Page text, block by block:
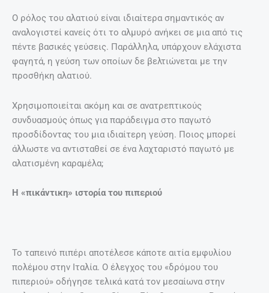
πιπεριού» οδήγησε τελικά κατά τον μεσαίωνα στην
πολεμική σύρραξη μεταξύ της Γένοβας και της Βενετίας.
Το σκουρόχρωμο, μυρωδάτο μπαχαρικό προκαλεί
εφίδρωση αν το καταναλώσετε σε μεγάλη ποσότητα, κάτι
στην ιατρική τους.
Οι Κινέζοι συγκεκριμένα το χρησιμοποιούσαν ως θεραπεία
για την ελονοσία, τη χολέρα και την δυσεντερία, ενώ οι
ινδοί μοναχοί το κατανάλωναν σε μικρές ποσότητες
μακρινά τους ταξίδια μέσα από την άγρια ​​ύπαιθρο. Tο
Άρχισε να καλλιεργείται συστηματικά από το 1000 π.Χ.
ενώ ήταν τόσο μεγάλη η αξία του που χρησιμοποιούνταν
στην Ευρώπη για την αποπληρωμή των φόρων.